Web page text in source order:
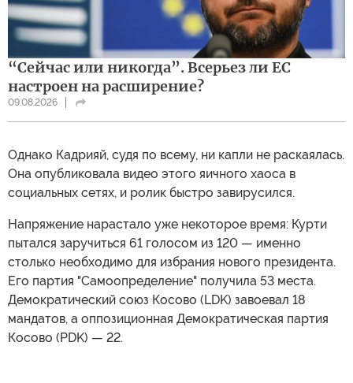
“Сейчас или никогда”. Всерьез ли ЕС
настроен на расширение?
09.08.2026
Однако Кадрияй, судя по всему, ни капли не раскаялась.
Она опубликовала видео этого яичного хаоса в
социальных сетях, и ролик быстро завирусился.
Напряжение нарастало уже некоторое время: Курти
пытался заручиться 61 голосом из 120 — именно
столько необходимо для избрания нового президента.
Его партия "Самоопределение" получила 53 места.
Демократический союз Косово (LDK) завоевал 18
мандатов, а оппозиционная Демократическая партия
Косово (PDK) — 22.